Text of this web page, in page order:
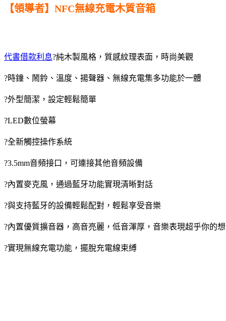
【領導者】NFC無線充電木質音箱
代書借款利息?純木製風格，質感紋理表面，時尚美觀
?時鐘、鬧鈴、溫度、揚聲器、無線充電集多功能於一體
?外型簡潔，設定輕鬆簡單
?LED數位螢幕
?全新觸控操作系統
?3.5mm音頻接口，可連接其他音頻設備
?內置麥克風，通過藍牙功能實現清晰對話
?與支持藍牙的設備輕鬆配對，輕鬆享受音樂
?內置優質擴音器，高音亮麗，低音渾厚，音樂表現超乎你的
?實現無線充電功能，擺脫充電線束縛